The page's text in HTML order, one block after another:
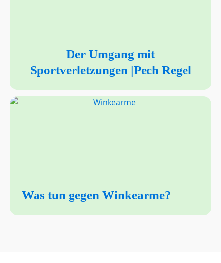
Der Umgang mit
Sportverletzungen |Pech Regel
Was tun gegen Winkearme?